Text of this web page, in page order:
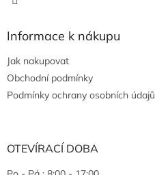
Informace k nákupu
Jak nakupovat
Obchodní podmínky
Podmínky ochrany osobních údajů
OTEVÍRACÍ DOBA